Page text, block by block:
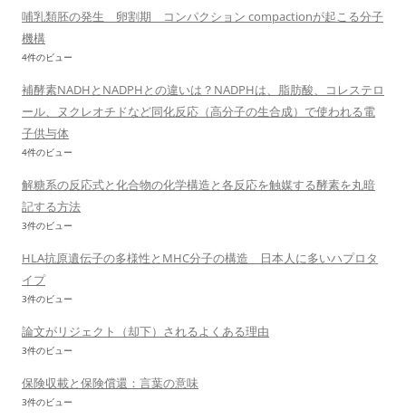
哺乳類胚の発生 卵割期 コンパクション compactionが起こる分子
機構
4件のビュー
補酵素NADHとNADPHとの違いは？NADPHは、脂肪酸、コレステロ
ール、ヌクレオチドなど同化反応（高分子の生合成）で使われる電
子供与体
4件のビュー
解糖系の反応式と化合物の化学構造と各反応を触媒する酵素を丸暗
記する方法
3件のビュー
HLA抗原遺伝子の多様性とMHC分子の構造 日本人に多いハプロタ
イプ
3件のビュー
論文がリジェクト（却下）されるよくある理由
3件のビュー
保険収載と保険償還：言葉の意味
3件のビュー